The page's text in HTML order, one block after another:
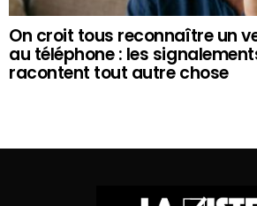
On croit tous reconnaître un
au téléphone : les
racontent tout autre chose